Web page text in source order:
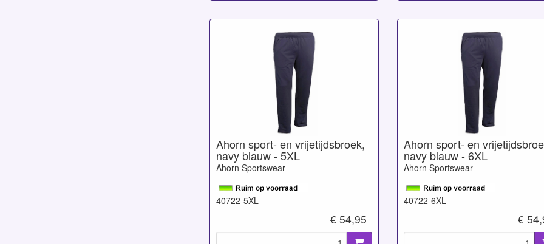
Ahorn sport- en vrijetijdsbroek,
navy blauw - 5XL
Ahorn Sportswear
40722-5XL
€ 54,95
Ahorn sport- en
navy blauw - 6XL
Ahorn Sportswear
40722-6XL
€